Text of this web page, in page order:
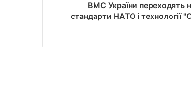
ВМС України переходять
стандарти НАТО і технології